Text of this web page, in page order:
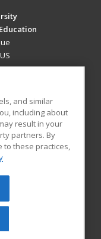
All rights
be reproduced or
prior written
Privacy Policy
and similar
including about
result in your
partners. By
to these practices,